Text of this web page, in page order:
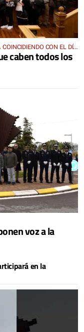
CON EL DÍA
caben todos los
voz a la
en la